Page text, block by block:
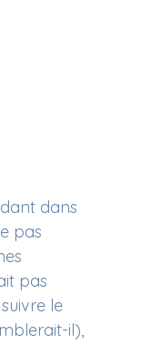
dans
pas
pas
le
il),